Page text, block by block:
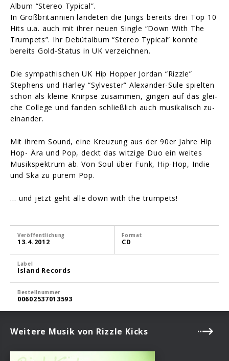
Album “Stereo Typical”.
In Großbritannien landeten die Jungs bereits drei Top 10
Hits u.a. auch mit ihrer neuen Single “Down With The
Trumpets”. Ihr Debütalbum “Stereo Typical” konnte
bereits Gold-Status in UK verzeichnen.
Die sym­pa­thi­schen UK Hip Hopper Jordan “Rizzle”
Stephens und Har­ley “Sylvester” Alexander-Sule spiel­ten
schon als klei­ne Knirp­se zu­sam­men, gin­gen auf das glei­
che Col­le­ge und fan­den schließ­lich auch mu­si­ka­lisch zu­
ein­an­der.
Mit ihrem Sound, eine Kreuzung aus der 90er Jahre Hip
Hop- Ära und Pop, deckt das witzige Duo ein weites
Musikspektrum ab. Von Soul über Funk, Hip-Hop, Indie
und Ska zu purem Pop.
… und jetzt geht al­le down with the trum­pets!
Veröffentlichung
13.4.2012
Format
CD
Label
Island Records
Bestellnummer
00602537013593
Weitere Musik von Rizzle Kicks